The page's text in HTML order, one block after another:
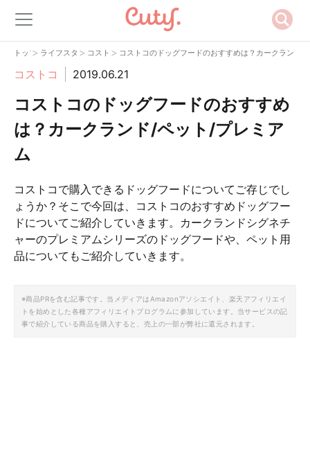
トップ
> ライフスタイル
> コストコ
> コストコのドッグフードのおすすめは？カークランド/
コストコ 2019.06.21
コストコのドッグフードのおすすめ
は？カークランド/ペット/プレミア
ム
コストコで購入できるドッグフードについてご存じでし
ょうか？そこで今回は、コストコのおすすめドッグフー
ドについてご紹介していきます。カークランドシグネチ
ャーのプレミアムシリーズのドッグフードや、ペット用
品についてもご紹介していきます。
※商品PRを含む記事です。当メディアはAmazonアソシエイト、楽天アフィリエイ
トを始めとした各種アフィリエイトプログラムに参加しています。当サービスの記
事で紹介している商品を購入すると、売上の一部が弊社に還元されます。